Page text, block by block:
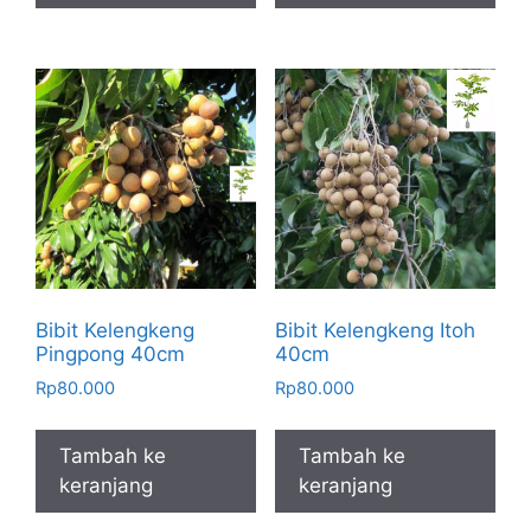
Bibit Kelengkeng
Pingpong 40cm
Rp80.000
Tambah ke
keranjang
Bibit Kelengkeng Itoh
40cm
Rp80.000
Tambah ke
keranjang